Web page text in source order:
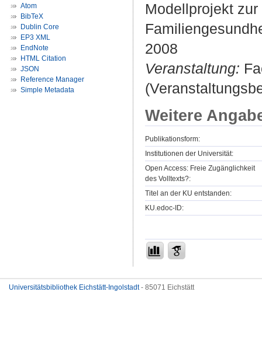
Atom
BibTeX
Dublin Core
EP3 XML
EndNote
HTML Citation
JSON
Reference Manager
Simple Metadata
Modellprojekt
2008
Veranstaltung:
Weitere
Publikationsform:
Institutionen der Universität:
Open Access: Freie Zugänglichkeit
des Volltexts?:
Titel an der KU entstanden:
KU.edoc-ID:
Universitätsbibliothek Eichstätt-Ingolstadt- 85071 Eichstätt